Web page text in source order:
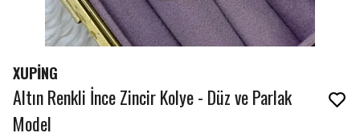
XUPİNG
Altın Renkli İnce Zincir Kolye - Düz ve Parlak
Model